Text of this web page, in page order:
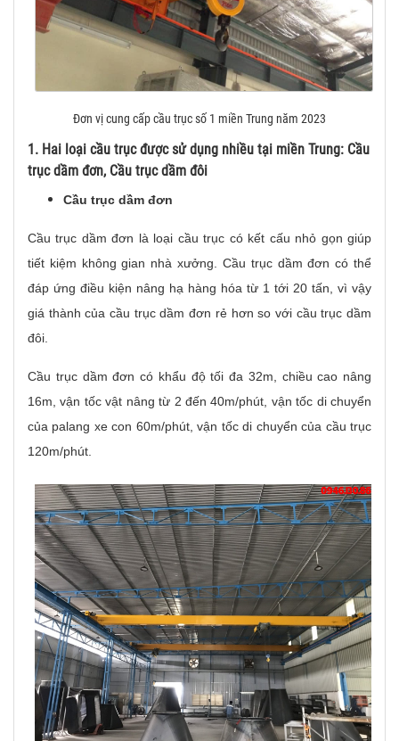
Đơn vị cung cấp cầu trục số 1 miền Trung năm 2023
1. Hai loại cầu trục được sử dụng nhiều tại miền Trung: Cầu
trục dầm đơn, Cầu trục dầm đôi
Cầu trục dầm đơn
Cầu trục dầm đơn là loại cầu trục có kết cấu nhỏ gọn giúp
tiết kiệm không gian nhà xưởng. Cầu trục dầm đơn có thể
đáp ứng điều kiện nâng hạ hàng hóa từ 1 tới 20 tấn, vì vậy
giá thành của cầu trục dầm đơn rẻ hơn so với cầu trục dầm
đôi.
Cầu trục dầm đơn có khẩu độ tối đa 32m, chiều cao nâng
16m, vận tốc vật nâng từ 2 đến 40m/phút, vận tốc di chuyển
của palang xe con 60m/phút, vận tốc di chuyển của cầu trục
120m/phút.